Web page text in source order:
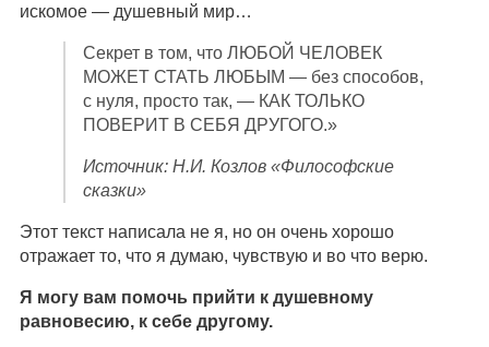
искомое — душевный мир…
Секрет в том, что ЛЮБОЙ ЧЕЛОВЕК
МОЖЕТ СТАТЬ ЛЮБЫМ — без способов,
с нуля, просто так, — КАК ТОЛЬКО
ПОВЕРИТ В СЕБЯ ДРУГОГО.»
Источник: Н.И. Козлов «Философские
сказки»
Этот текст написала не я, но он очень хорошо
отражает то, что я думаю, чувствую и во что верю.
Я могу вам помочь прийти к душевному
равновесию, к себе другому.